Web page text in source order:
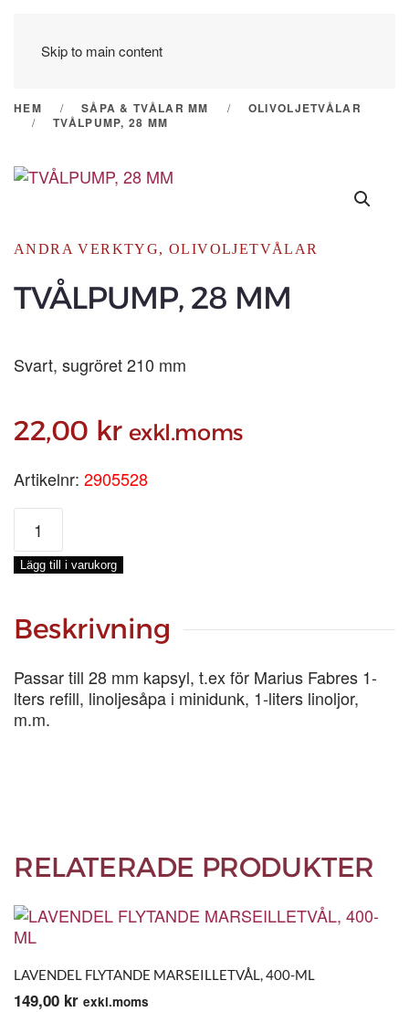
Skip to main content
HEM SÅPA & TVÅLAR MM
OLIVOLJETVÅLAR
TVÅLPUMP, 28 MM
ANDRA VERKTYG,OLIVOLJETVÅLAR
TVÅLPUMP, 28 MM
Svart, sugröret 210 mm
22,00 kr exkl.moms
Artikelnr: 2905528
TVÅLPUMP,
MM
mängd
Lägg till i varukorg
Beskrivning
Passar till 28 mm kapsyl, t.ex för Marius Fabres 1-
lters refill, linoljesåpa i minidunk, 1-liters linoljor,
m.m.
RELATERADE PRODUKTER
LAVENDEL FLYTANDE MARSEILLETVÅL, 400-ML
149,00 kr exkl.moms